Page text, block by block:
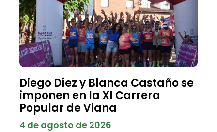
Diego Díez y Blanca Castaño se
imponen en la XI Carrera
Popular de Viana
4 de agosto de 2026